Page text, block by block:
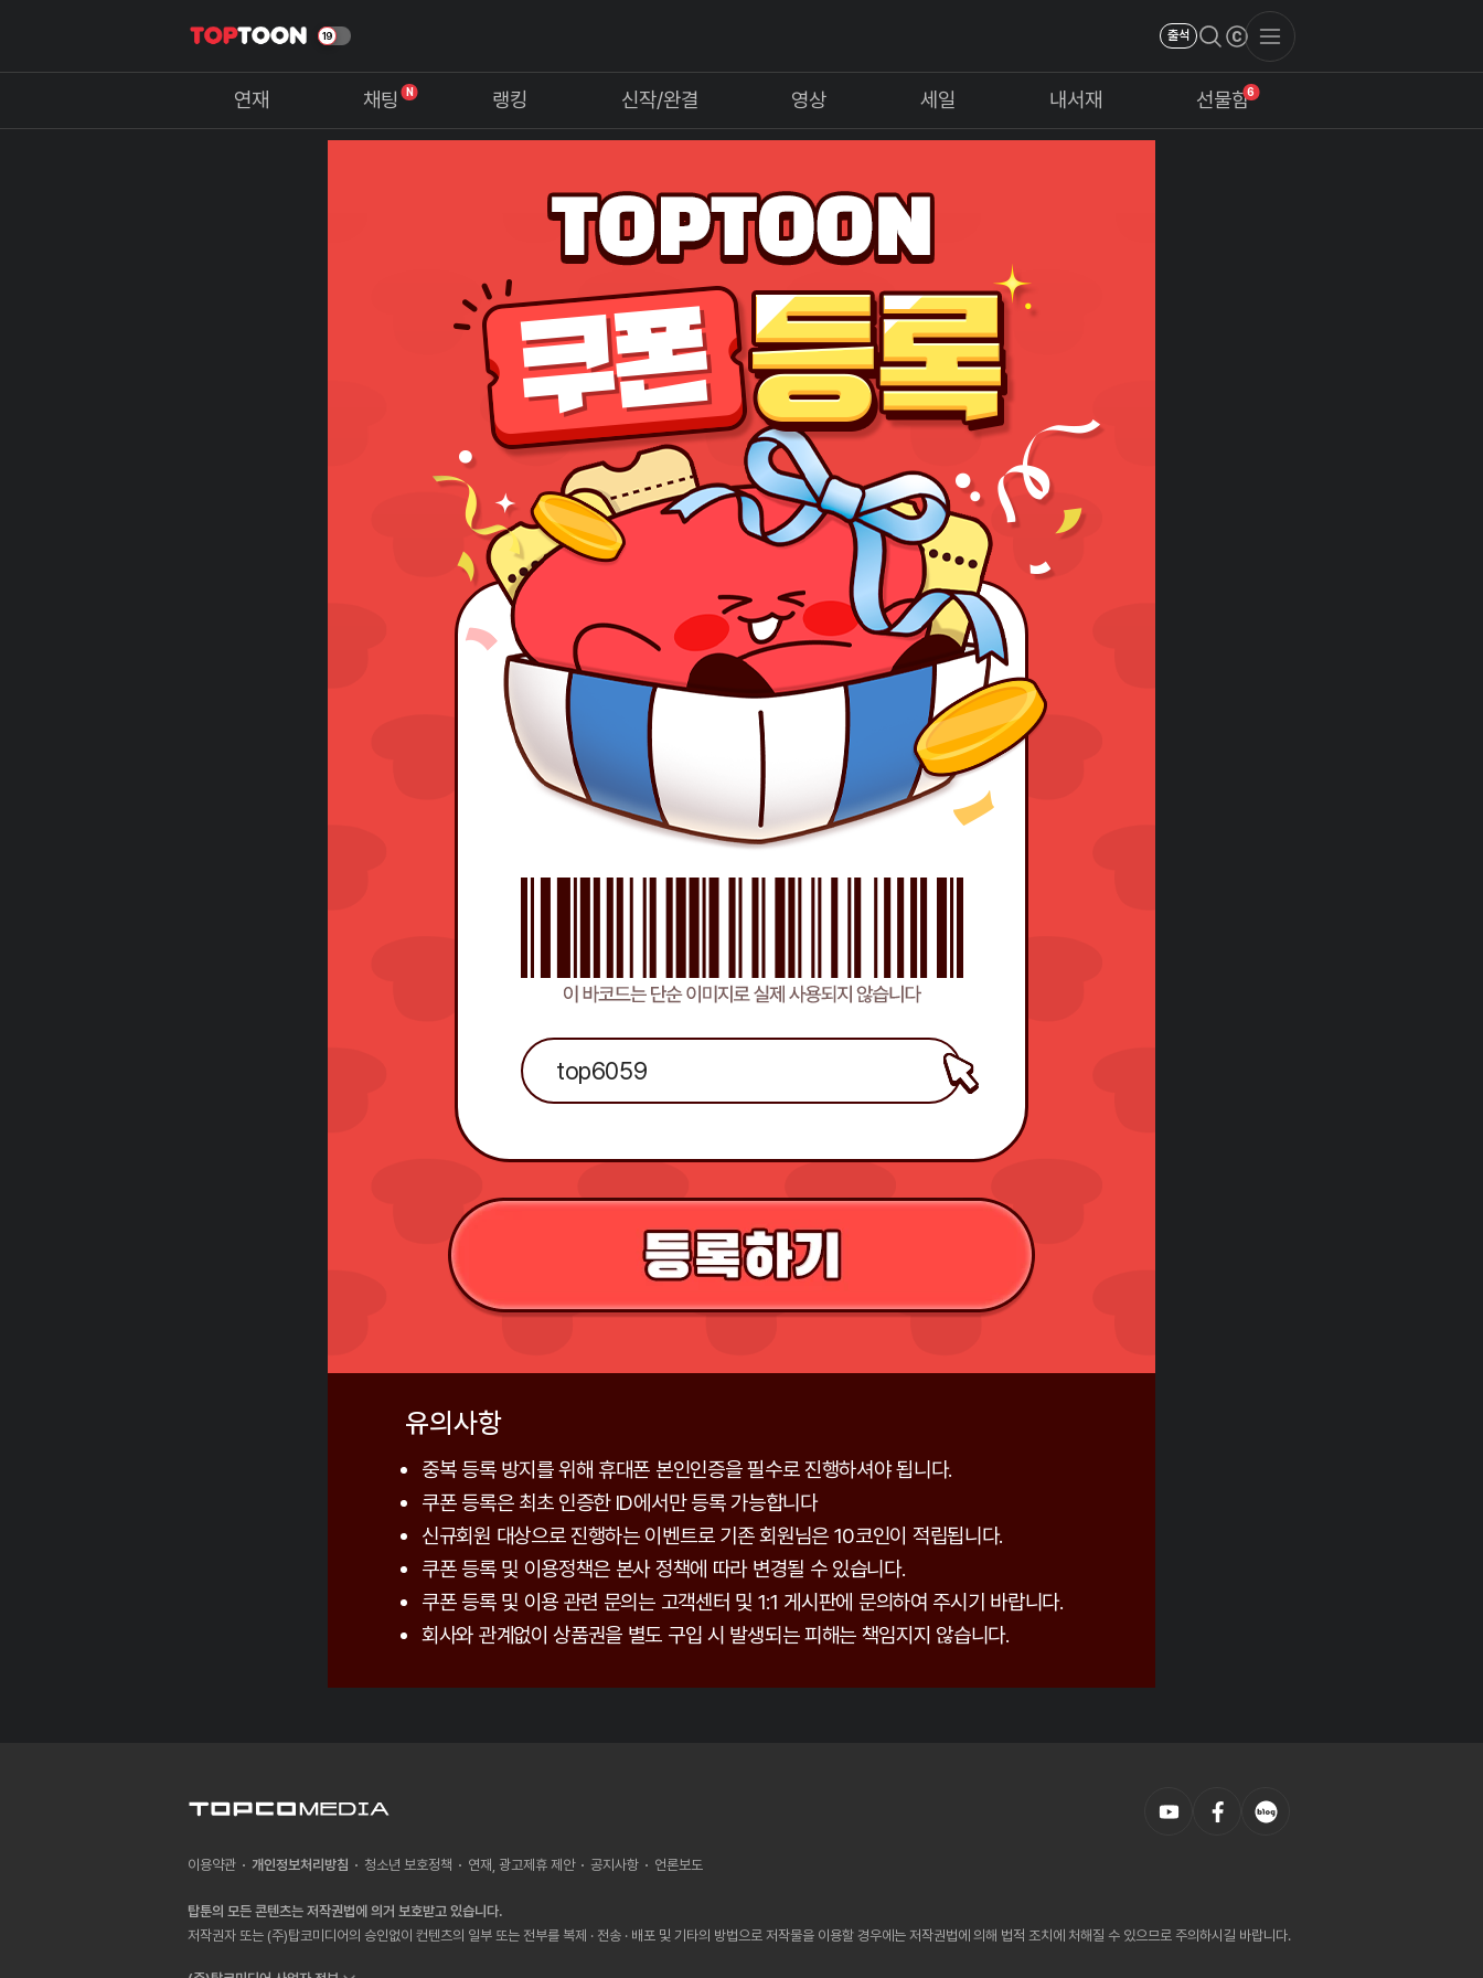
출석
연재 채팅 N 랭킹 신작/완결 영상 세일 내서재 6
선물함
유의사항
중복 등록 방지를 위해 휴대폰 본인인증을 필수로 진행하셔야 됩니다.
쿠폰 등록은 최초 인증한 ID에서만 등록 가능합니다
신규회원 대상으로 진행하는 이벤트로 기존 회원님은 10코인이 적립됩니다.
쿠폰 등록 및 이용정책은 본사 정책에 따라 변경될 수 있습니다.
쿠폰 등록 및 이용 관련 문의는 고객센터 및 1:1 게시판에 문의하여 주시기 바랍니다.
회사와 관계없이 상품권을 별도 구입 시 발생되는 피해는 책임지지 않습니다.
이용약관 개인정보처리방침 청소년 보호정책 연재, 광고제휴 제안 공지사항 언론보도
탑툰의 모든 콘텐츠는 저작권법에 의거 보호받고 있습니다.
저작권자 또는 (주)탑코미디어의 승인없이 컨텐츠의 일부 또는 전부를 복제 · 전송 · 배포 및 기타의 방법으로 저작물을 이용할 경우에는 저작권법에 의해 법적 조치에 처해질 수 있으므로 주의하시길 바랍니다.